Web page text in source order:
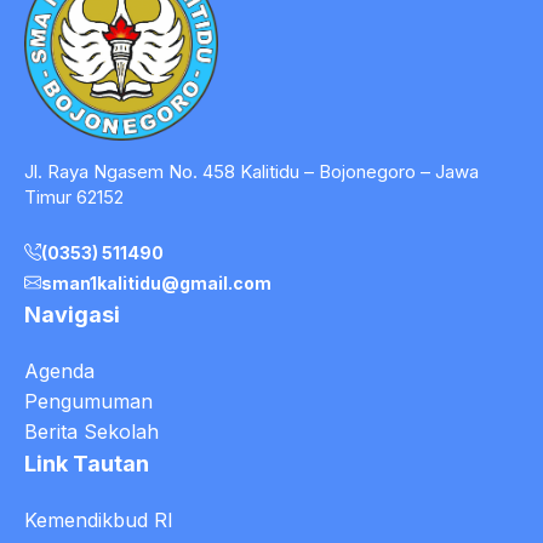
Jl. Raya Ngasem No. 458 Kalitidu – Bojonegoro – Jawa
Timur 62152
(0353) 511490
sman1kalitidu@gmail.com
Navigasi
Agenda
Pengumuman
Berita Sekolah
Link Tautan
Kemendikbud RI